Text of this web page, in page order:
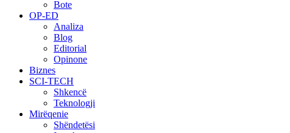
Bote
OP-ED
Analiza
Blog
Editorial
Opinone
Biznes
SCI-TECH
Shkencë
Teknologji
Mirëqenie
Shëndetësi